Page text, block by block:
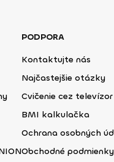
PODPORA
Kontaktujte nás
Najčastejšie otázky
Cvičenie cez televízor
BMI kalkulačka
Ochrana osobných
Obchodné podmienky